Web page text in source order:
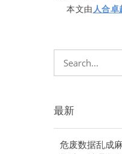
本文由 人合卓
最新
危废数据乱成